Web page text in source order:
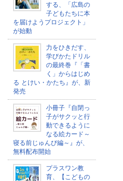
する、「広島の
子どもたちに本
を届けようプロジェクト」
が始動
力をひきだす、
学びかたドリル
の最終巻『「書
く」からはじめ
る とけい・かたち』が、新
発売
小冊子『自閉っ
子がサクッと行
動できるように
なる絵カード～
寝る前じゅんび編～』が、
無料配布開始
プラスワン教
育、【こどもの